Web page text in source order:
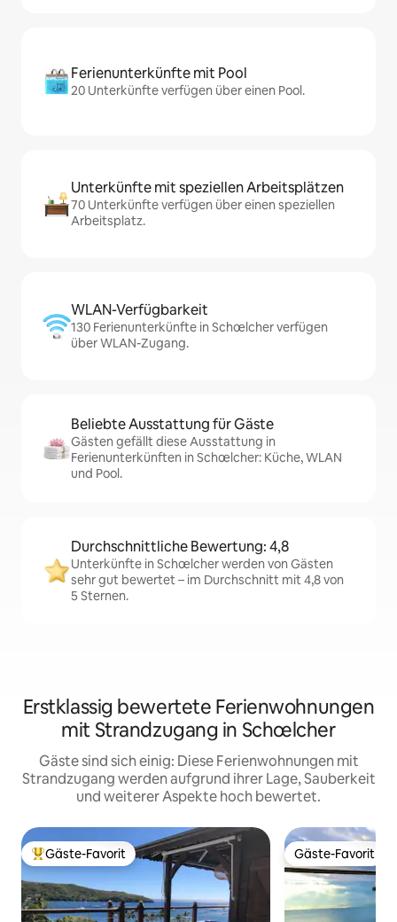
Ferienunterkünfte mit Pool
20 Unterkünfte verfügen über einen Pool.
Unterkünfte mit speziellen Arbeitsplätzen
70 Unterkünfte verfügen über einen speziellen
Arbeitsplatz.
WLAN-Verfügbarkeit
130 Ferienunterkünfte in Schœlcher verfügen
über WLAN-Zugang.
Beliebte Ausstattung für Gäste
Gästen gefällt diese Ausstattung in
Ferienunterkünften in Schœlcher: Küche, WLAN
und Pool.
Durchschnittliche Bewertung: 4,8
Unterkünfte in Schœlcher werden von Gästen
sehr gut bewertet – im Durchschnitt mit 4,8 von
5 Sternen.
Erstklassig bewertete Ferienwohnungen
mit Strandzugang in Schœlcher
Gäste sind sich einig: Diese Ferienwohnungen mit
Strandzugang werden aufgrund ihrer Lage, Sauberkeit
und weiterer Aspekte hoch bewertet.
Beliebter Gäste-Favorit.
Gäste-Favorit Gäste-Favorit
Gäste-Favorit